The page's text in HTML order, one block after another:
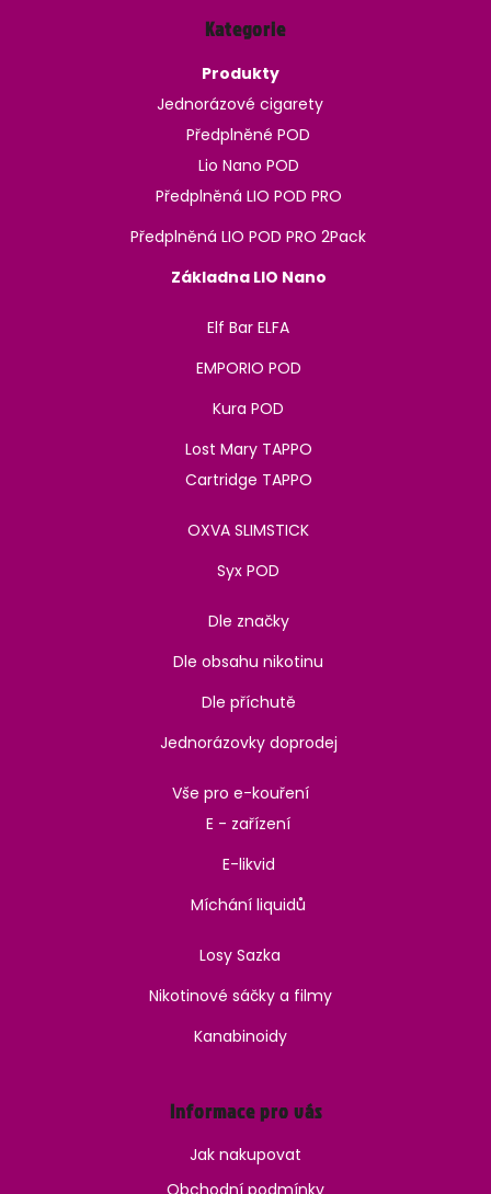
Kategorie
Produkty
Jednorázové cigarety
Předplněné POD
Lio Nano POD
Předplněná LIO POD PRO
Předplněná LIO POD PRO 2Pack
Základna LIO Nano
Elf Bar ELFA
EMPORIO POD
Kura POD
Lost Mary TAPPO
Cartridge TAPPO
OXVA SLIMSTICK
Syx POD
Dle značky
Dle obsahu nikotinu
Dle příchutě
Jednorázovky doprodej
Vše pro e-kouření
E - zařízení
E-likvid
Míchání liquidů
Losy Sazka
Nikotinové sáčky a filmy
Kanabinoidy
Informace pro vás
Jak nakupovat